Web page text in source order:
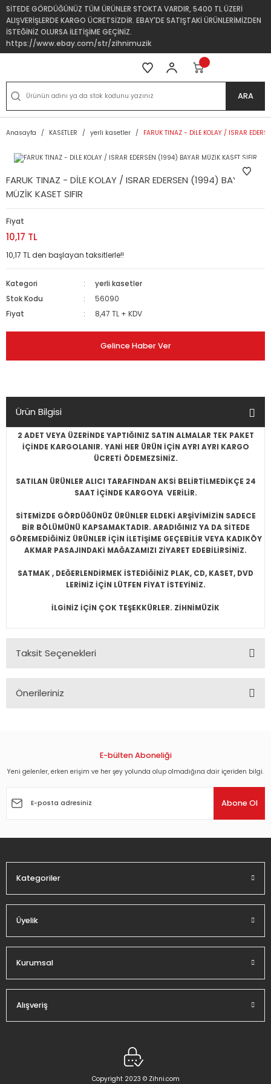
SİTEDE GÖRDÜĞÜNÜZ TÜM ÜRÜNLER STOKTA VARDIR, 5400 TL ÜZERİ
ALIŞVERİŞLERDE KARGO ÜCRETSİZDİR. EBAY'DE SATIŞTAKİ ÜRÜNLERİMİZDEN
İSTEĞİNİZ OLURSA İLETİŞİME GEÇİNİZ.
https://www.ebay.com/str/zihnimuzik
ARA
Anasayfa KASETLER yerli kasetler FARUK TINAZ - DİLE KOLAY / ISRAR
FARUK TINAZ - DİLE KOLAY / ISRAR EDERSEN (1994) BAYAR
MÜZİK KASET SIFIR
Fiyat
10,17 TL
10,17 TL den başlayan taksitlerle!!
Kategori
yerli kasetler
Stok Kodu
56090
Fiyat
8,47 TL + KDV
Gelince Haber Ver
Ürün Bilgisi
2 ADET VEYA ÜZERİNDE YAPTIĞINIZ SATIN ALMALAR TEK PAKET
İÇİNDE KARGOLANIR. YANİ HER ÜRÜN İÇİN AYRI AYRI KARGO
ÜCRETİ ÖDEMEZSİNİZ.
SATILAN ÜRÜNLER ALICI TARAFINDAN AKSİ BELİRTİLMEDİKÇE 24
SAAT İÇİNDE KARGOYA VERİLİR.
SİTEMİZDE GÖRDÜĞÜNÜZ ÜRÜNLER ELDEKİ ARŞİVİMİZİN SADECE
BİR BÖLÜMÜNÜ KAPSAMAKTADIR. ARADIĞINIZ YA DA SİTEDE
GÖREMEDİĞİNİZ ÜRÜNLER İÇİN İLETİŞİME GEÇEBİLİR VEYA KADIKÖY
AKMAR PASAJINDAKİ MAĞAZAMIZI ZİYARET EDEBİLİRSİNİZ.
SATMAK , DEĞERLENDİRMEK İSTEDİĞİNİZ PLAK, CD, KASET, DVD
LERİNİZ İÇİN LÜTFEN FİYAT İSTEYİNİZ.
İLGİNİZ İÇİN ÇOK TEŞEKKÜRLER. ZİHNİMÜZİK
Taksit Seçenekleri
Önerileriniz
Görüş ve önerileriniz için teşekkür ederiz.
Ürün açıklamasında eksik bilgiler bulunuyor.
E-bülten Aboneliği
Yeni gelenler, erken erişim ve her şey yolunda olup olmadığına dair içeriden bilgi.
Abone Ol
Kategoriler
Üyelik
Kurumsal
Alışveriş
Copyright 2023 © Zihni.com